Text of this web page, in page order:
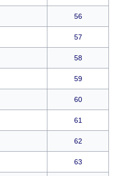
56
57
58
59
60
61
62
63